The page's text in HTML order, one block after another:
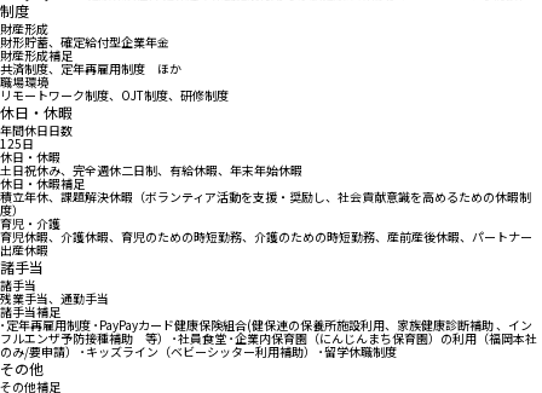
制度
財産形成
財形貯蓄、確定給付型企業年金
財産形成補足
共済制度、定年再雇用制度 ほか
職場環境
リモートワーク制度、OJT制度、研修制度
休日・休暇
年間休日日数
125日
休日・休暇
土日祝休み、完全週休二日制、有給休暇、年末年始休暇
休日・休暇補足
積立年休、課題解決休暇（ボランティア活動を支援・奨励し、社会貢献意識を高めるための休暇制
度）
育児・介護
育児休暇、介護休暇、育児のための時短勤務、介護のための時短勤務、産前産後休暇、パートナー
出産休暇
諸手当
諸手当
残業手当、通勤手当
諸手当補足
･定年再雇用制度 ･PayPayカード健康保険組合(健保連の保養所施設利用、家族健康診断補助 、イン
フルエンザ予防接種補助 等） ･社員食堂 ･企業内保育園（にんじんまち保育園）の利用（福岡本社
のみ/要申請） ･キッズライン（ベビーシッター利用補助） ･留学休職制度
その他
その他補足